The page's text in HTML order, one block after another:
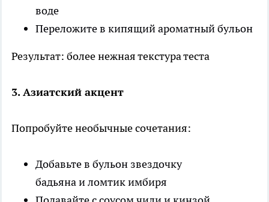
воде
Переложите в кипящий ароматный бульон
Результат: более нежная текстура теста
3. Азиатский акцент
Попробуйте необычные сочетания:
Добавьте в бульон звездочку
бадьяна и ломтик имбиря